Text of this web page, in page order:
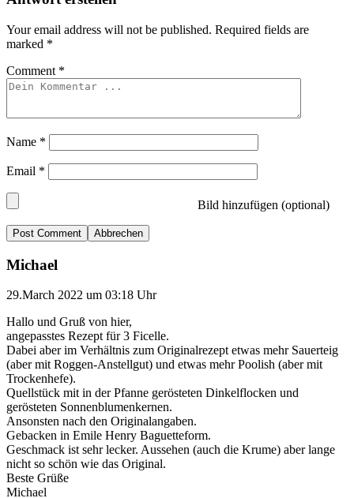
Your email address will not be published. Required fields are
marked *
Comment *
Name *
Email *
Bild hinzufügen (optional)
Abbrechen
Michael
29.March 2022 um 03:18 Uhr
Hallo und Gruß von hier,
angepasstes Rezept für 3 Ficelle.
Dabei aber im Verhältnis zum Originalrezept etwas mehr Sauerteig
(aber mit Roggen-Anstellgut) und etwas mehr Poolish (aber mit
Trockenhefe).
Quellstück mit in der Pfanne gerösteten Dinkelflocken und
gerösteten Sonnenblumenkernen.
Ansonsten nach den Originalangaben.
Gebacken in Emile Henry Baguetteform.
Geschmack ist sehr lecker. Aussehen (auch die Krume) aber lange
nicht so schön wie das Original.
Beste Grüße
Michael